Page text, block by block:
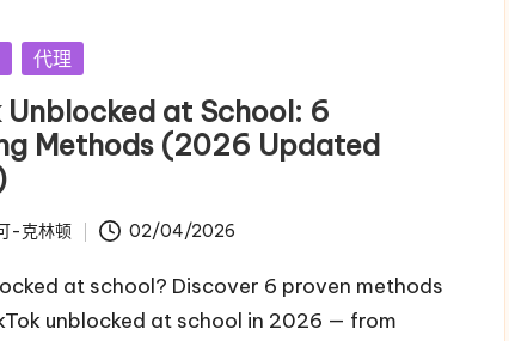
代理
Unblocked at School: 6
Methods (2026 Updated
-克林顿 02/04/2026
at school? Discover 6 proven methods
unblocked at school in 2026 — from